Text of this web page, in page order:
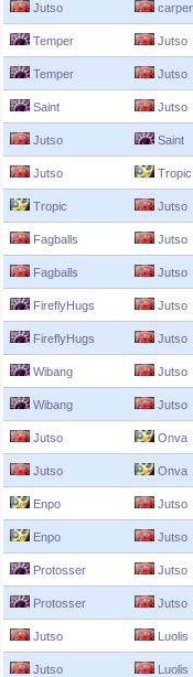
Jutso
Temper Jutso
Temper Jutso
Saint Jutso
Jutso Saint
Jutso Tropic
Tropic Jutso
Fagballs Jutso
Fagballs Jutso
FireflyHugs Jutso
FireflyHugs Jutso
Wibang Jutso
Wibang Jutso
Jutso Onva
Jutso Onva
Enpo Jutso
Enpo Jutso
Protosser Jutso
Protosser Jutso
Jutso Luolis
Jutso Luolis